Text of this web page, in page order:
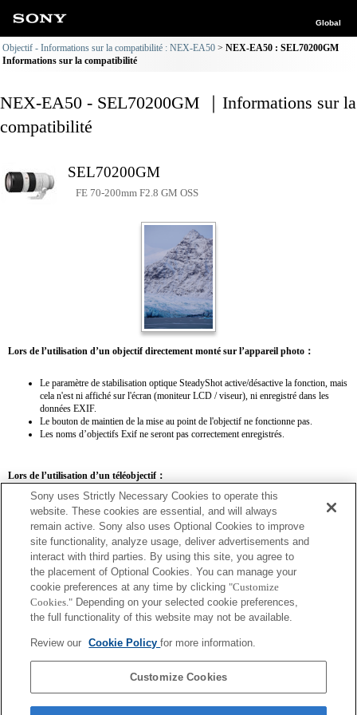
Global
Objectif - Informations sur la compatibilité : NEX-EA50
NEX-EA50 : SEL70200GM
Informations sur la compatibilité
NEX-EA50 - SEL70200GM ｜Informations sur la
compatibilité
SEL70200GM
FE 70-200mm F2.8 GM OSS
Lors de l’utilisation d’un objectif directement monté sur l’appareil photo：
Le paramètre de stabilisation optique SteadyShot active/désactive la fonction, mais
cela n'est ni affiché sur l'écran (moniteur LCD / viseur), ni enregistré dans les
données EXIF.
Le bouton de maintien de la mise au point de l'objectif ne fonctionne pas.
Les noms d’objectifs Exif ne seront pas correctement enregistrés.
Lors de l’utilisation d’un téléobjectif：
SEL14TC SEL20TC
SEL14TC
La distance focale et l'ouverture maximale pour le nom de l'objectif Exif seront
répertoriées à l'aide de valeurs d'agrandissement. Toutefois, lorsque les valeurs
s'affichent pas correctement.
Sony uses Strictly Necessary Cookies to operate this
website. These cookies are essential, and will always
remain active. Sony also uses Optional Cookies to improve
site functionality, analyze usage, deliver advertisements and
interact with third parties. By using this site, you agree to
the placement of Optional Cookies. You can manage your
cookie preferences at any time by clicking "Customize
Cookies." Depending on your selected cookie preferences,
the full functionality of this website may not be available.
Review our Cookie Policyfor more information.
Customize Cookies